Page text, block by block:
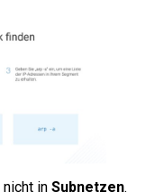
in Subnetzen.